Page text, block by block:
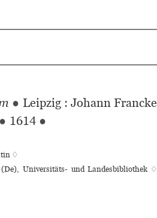
● Leipzig : Johann Francke
● 1614 ●
♢
Universitäts- und Landesbibliothek ♢